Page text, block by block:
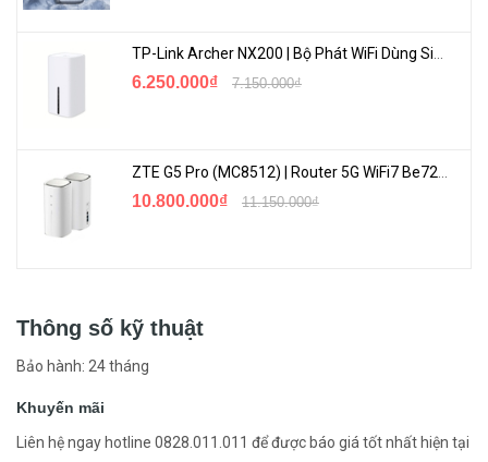
6.250.000₫ 7.150.000₫
10.800.000₫ 11.150.000₫
Thông số kỹ thuật
Bảo hành: 24 tháng
Khuyến mãi
Liên hệ ngay hotline 0828.011.011 để được báo giá tốt nhất hiện tại